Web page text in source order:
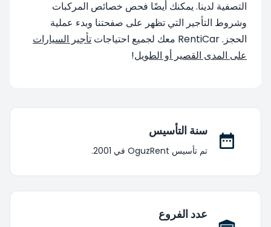
التصفية لدينا. يمكنك أيضًا فحص خصائص المركبات
وشروط التأجير التي تظهر على صفحتنا وبدء عملية
الحجز. RentiCar معك لجميع احتياجات
تأجير السيارات
على المدى القصير أو الطويل!
سنة التأسيس
تم تأسيس OguzRent في 2001.
عدد الفروع